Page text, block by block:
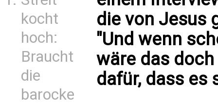
kocht
hoch:
Braucht
die
barocke
die von Jesus
"Und wenn
wäre das
dafür, dass es